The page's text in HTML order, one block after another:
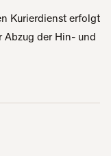
Kurierdienst erfolgt
Abzug der Hin- und